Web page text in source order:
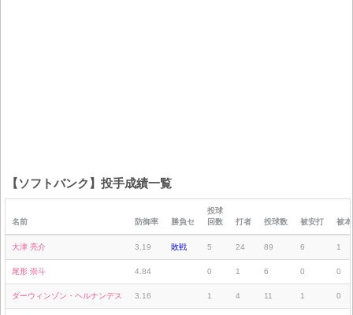
【ソフトバンク】投手成績一覧
名前 防御率 勝負セ
投球
回数
打者 投球数 被安打 被本
大津 亮介 3.19 敗戦 5 24 89 6 1
尾形 崇斗 4.84 0 1 6 0 0
ダーウィンゾン・ヘルナンデス 3.16 1 4 11 1 0